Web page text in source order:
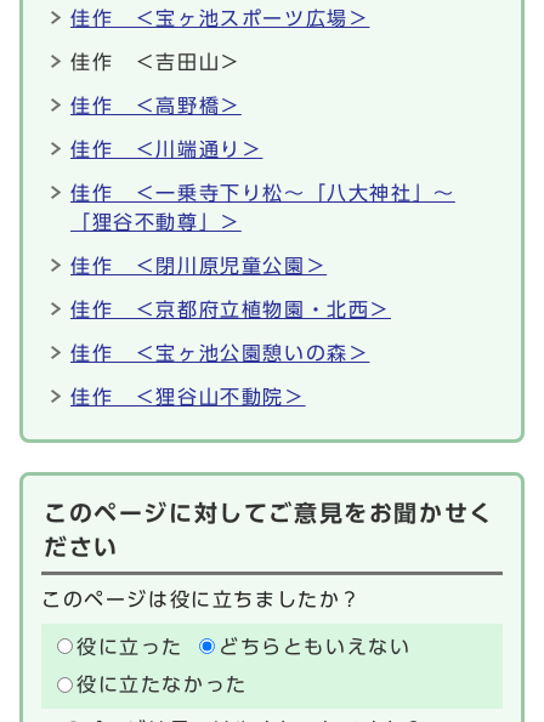
佳作 ＜宝ヶ池スポーツ広場＞
佳作 ＜吉田山＞
佳作 ＜高野橋＞
佳作 ＜川端通り＞
佳作 ＜一乗寺下り松～「八大神社」～
「狸谷不動尊」＞
佳作 ＜閉川原児童公園＞
佳作 ＜京都府立植物園・北西＞
佳作 ＜宝ヶ池公園憩いの森＞
佳作 ＜狸谷山不動院＞
このページに対してご意見をお聞かせく
ださい
このページは役に立ちましたか？
役に立った
どちらともいえない
役に立たなかった